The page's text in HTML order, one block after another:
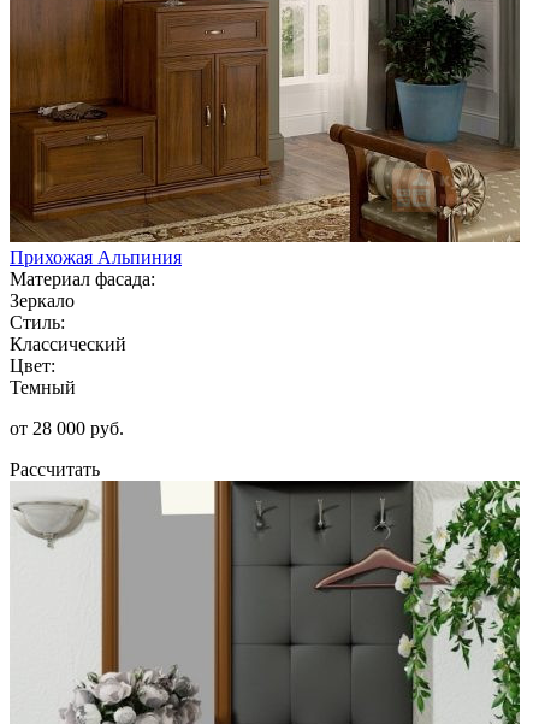
Прихожая Альпиния
Материал фасада:
Зеркало
Стиль:
Классический
Цвет:
Темный
от 28 000 руб.
Рассчитать